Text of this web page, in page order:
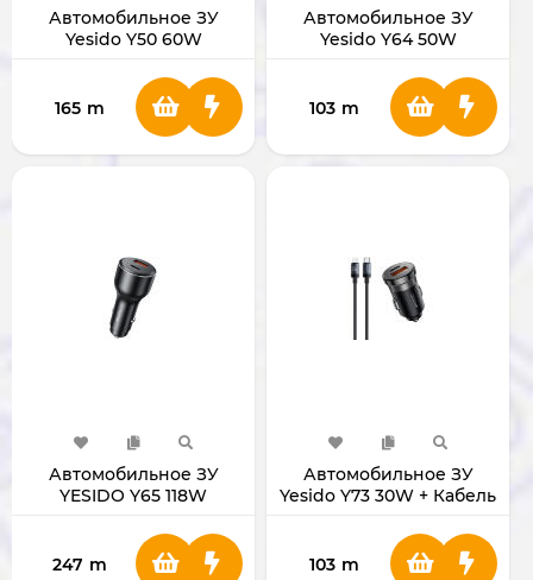
Автомобильное ЗУ
Yesido Y50 60W
165 m
Автомобильное ЗУ
Yesido Y64 50W
103 m
Автомобильное ЗУ
YESIDO Y65 118W
247 m
Автомобильное ЗУ
Yesido Y73 30W + Кабель
103 m